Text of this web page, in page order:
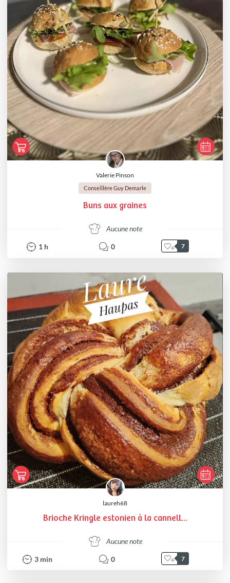
Valerie Pinson
Conseillère Guy Demarle
Buns aux graines
Aucune note
1 h 0 7
laureh68
Brioche Kringle estonien à la cannell...
Aucune note
3 min 0 7